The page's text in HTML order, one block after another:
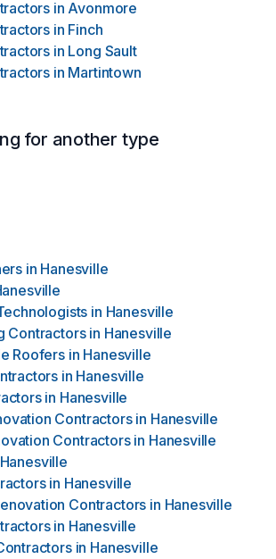
in Avonmore
in Finch
in Long Sault
in Martintown
for another type
in Hanesville
in Hanesville
Contractors in Hanesville
Roofers in Hanesville
in Hanesville
in Hanesville
Contractors in Hanesville
Contractors in Hanesville
Hanesville
in Hanesville
Contractors in Hanesville
in Hanesville
in Hanesville